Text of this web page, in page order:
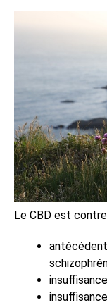
Le CBD est